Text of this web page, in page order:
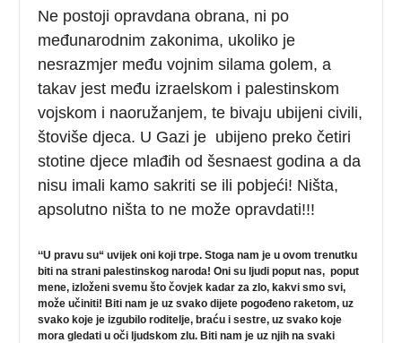
Ne postoji opravdana obrana, ni po
međunarodnim zakonima, ukoliko je
nesrazmjer među vojnim silama golem, a
takav jest među izraelskom i palestinskom
vojskom i naoružanjem, te bivaju ubijeni civili,
štoviše djeca. U Gazi je ubijeno preko četiri
stotine djece mlađih od šesnaest godina a da
nisu imali kamo sakriti se ili pobjeći! Ništa,
apsolutno ništa to ne može opravdati!!!
‘‘U pravu su“ uvijek oni koji trpe. Stoga nam je u ovom trenutku
biti na strani palestinskog naroda! Oni su ljudi poput nas, poput
mene, izloženi svemu što čovjek kadar za zlo, kakvi smo svi,
može učiniti! Biti nam je uz svako dijete pogođeno raketom, uz
svako koje je izgubilo roditelje, braću i sestre, uz svako koje
mora gledati u oči ljudskom zlu. Biti nam je uz njih na svaki